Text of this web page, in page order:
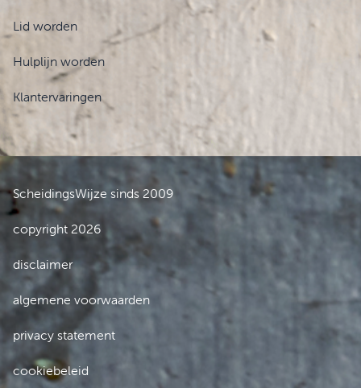
Lid worden
Hulplijn worden
Klantervaringen
ScheidingsWijze sinds 2009
copyright 2026
disclaimer
algemene voorwaarden
privacy statement
cookiebeleid